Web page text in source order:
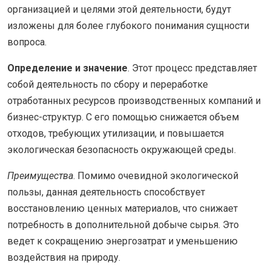
организацией и целями этой деятельности, будут
изложены для более глубокого понимания сущности
вопроса.
Определение и значение. Этот процесс представляет
собой деятельность по сбору и переработке
отработанных ресурсов производственных компаний и
бизнес-структур. С его помощью снижается объем
отходов, требующих утилизации, и повышается
экологическая безопасность окружающей среды.
Преимущества. Помимо очевидной экологической
пользы, данная деятельность способствует
восстановлению ценных материалов, что снижает
потребность в дополнительной добыче сырья. Это
ведет к сокращению энергозатрат и уменьшению
воздействия на природу.